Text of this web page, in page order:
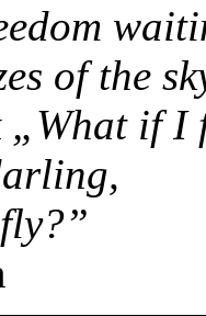
of the
„What if I